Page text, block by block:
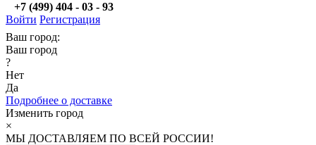
+7 (499) 404 - 03 - 93
Войти Регистрация
Ваш город:
Ваш город
?
Нет
Да
Подробнее о доставке
Изменить город
×
МЫ ДОСТАВЛЯЕМ ПО ВСЕЙ РОССИИ!